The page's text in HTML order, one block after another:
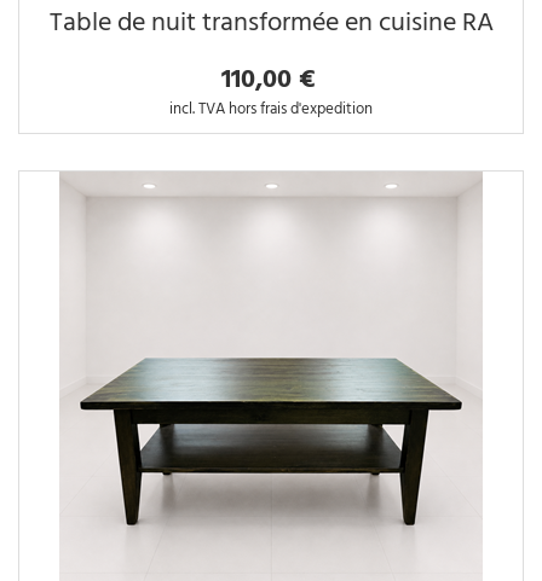
Table de nuit transformée en cuisine RA
110,00 €
incl. TVA hors frais d'expedition